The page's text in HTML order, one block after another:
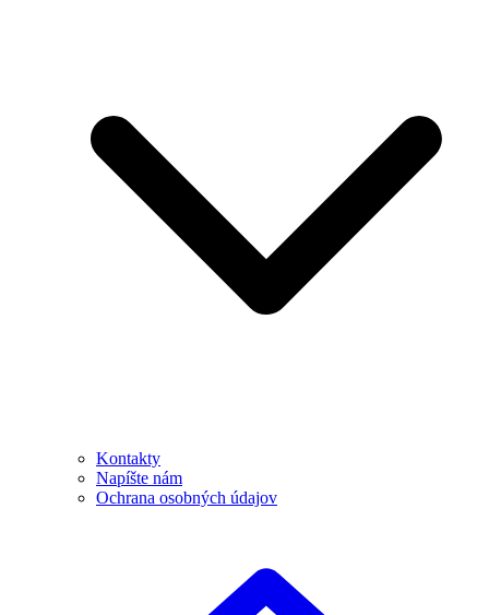
Kontakty
Napíšte nám
Ochrana osobných údajov